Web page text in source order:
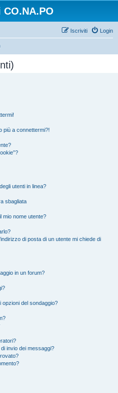
Login
Iscriviti
più a connettermi?!
utenti in linea?
sbagliata
mio nome utente?
di posta di un utente mi chiede di
in un forum?
opzioni del sondaggio?
di invio dei messaggi?